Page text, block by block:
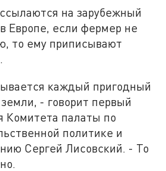
на зарубежный
Европе, если фермер не
то ему приписывают
каждый пригодный
- говорит первый
Комитета палаты по
политике и
Сергей Лисовский. - То